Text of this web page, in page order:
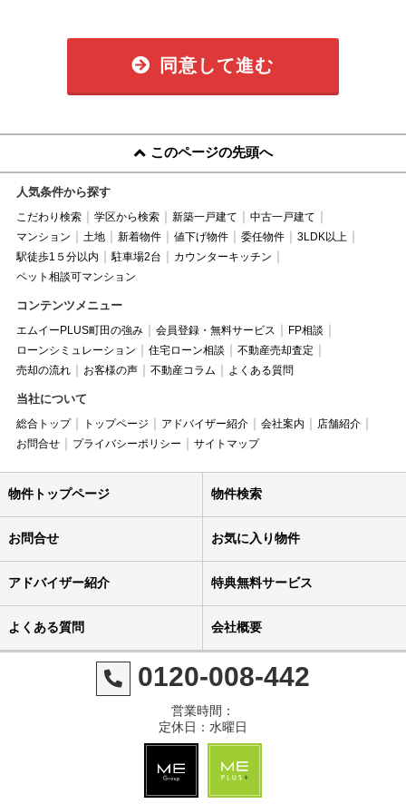
同意して進む
このページの先頭へ
人気条件から探す
こだわり検索 学区から検索 新築一戸建て
中古一戸建て
マンション
土地 新着物件 値下げ物件 委任物件
3LDK以上
駅徒歩1５分以内
駐車場2台
カウンターキッチン
ペット相談可マンション
コンテンツメニュー
エムイーPLUS町田の強み 会員登録・無料サービス
FP相談
ローンシミュレーション
住宅ローン相談
不動産売却査定
売却の流れ
お客様の声 不動産コラム よくある質問
当社について
総合トップ トップページ アドバイザー紹介 会社案内
店舗紹介
お問合せ
プライバシーポリシー サイトマップ
物件トップページ 物件検索
お問合せ お気に入り物件
アドバイザー紹介 特典無料サービス
よくある質問 会社概要
0120-008-442
営業時間：
定休日：水曜日